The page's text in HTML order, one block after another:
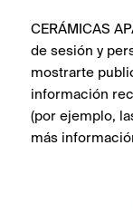
CERÁMICAS
de sesión y
mostrarte
información
(por ejemplo,
más